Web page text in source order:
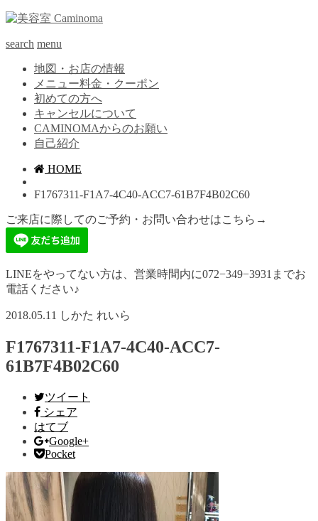
search menu
地図・お店の情報
メニュー料金・クーポン
初めての方へ
キャンセルについて
CAMINOMAからのお願い
自己紹介
HOME
F1767311-F1A7-4C40-ACC7-61B7F4B02C60
ご来店に際してのご予約・お問い合わせはこちら→
LINEをやってない方は、営業時間内に072−349−3931までお
電話ください♪
2018.05.11 しかた れいら
F1767311-F1A7-4C40-ACC7-
61B7F4B02C60
ツイート
シェア
はてブ
Google+
Pocket